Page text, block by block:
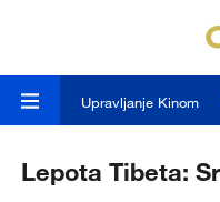
Upravljanje Kinom
Lepota Tibeta: